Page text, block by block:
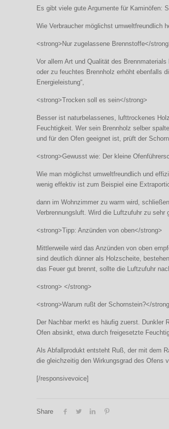
Es gibt viele gute Argumente für Kaminöfen:
Wie Verbraucher möglichst umweltfreundlich
<strong>Nur zugelassene Brennstoffe</
Vor allem Art und Qualität des
oder zu feuchtes Brennholz erhöht ebenfalls
Energieleistung“,
<strong>Trocken soll es sein</strong>
Besser ist naturbelassenes, lufttrockenes
Feuchtigkeit. Wer sein Brennholz selber
und für den Ofen geeignet ist, prüft der
<strong>Gewusst wie: Der kleine
Wie man möglichst umweltfreundlich und
wenig effektiv ist zum Beispiel eine
dann im Wohnzimmer zu warm wird,
Verbrennungsluft. Wird die Luftzufuhr zu
<strong>Tipp: Anzünden von oben</strong>
Mittlerweile wird das Anzünden von oben
sind deutlich dünner als Holzscheite,
das Feuer gut brennt, sollte die Luftzufuhr
<strong> </strong>
<strong>Warum rußt der Schornstein?</
Der Nachbar merkt es häufig zuerst. Dunkler
Ofen absinkt, etwa durch freigesetzte
Als Abfallprodukt entsteht Ruß, der mit dem
die gleichzeitig den Wirkungsgrad des Ofens
[/responsivevoice]
Share